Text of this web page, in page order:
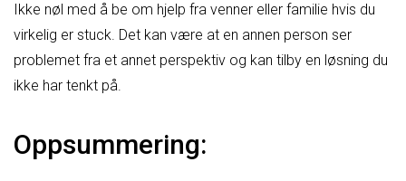
Ikke nøl med å be om hjelp fra venner eller familie hvis du
virkelig er stuck. Det kan være at en annen person ser
problemet fra et annet perspektiv og kan tilby en løsning du
ikke har tenkt på.
Oppsummering: